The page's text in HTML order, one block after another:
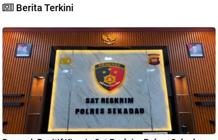
Berita Terkini